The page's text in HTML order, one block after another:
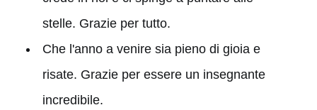
stelle. Grazie per tutto.
Che l'anno a venire sia pieno di gioia e
risate. Grazie per essere un insegnante
incredibile.